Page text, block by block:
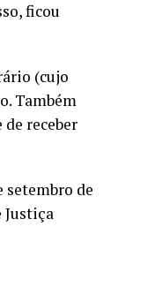
ficou
(cujo
Também
receber
setembro de
Justiça